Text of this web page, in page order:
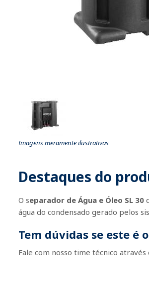
Imagens meramente ilustrativas
Destaques do
O separador de Água e Óleo SL 30
água do condensado gerado pelos
Tem dúvidas se este é
Fale com nosso time técnico